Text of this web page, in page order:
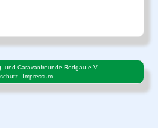
und Caravanfreunde Rodgau e.V.
Impressum